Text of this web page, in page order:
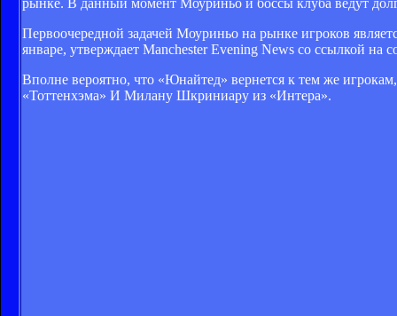
Первоочередной задачей Моуриньо на рынке игроков
январе, утверждает Manchester Evening News со ссылкой на
Вполне вероятно, что «Юнайтед» вернется к тем же
«Тоттенхэма» И Милану Шкриниару из «Интера».